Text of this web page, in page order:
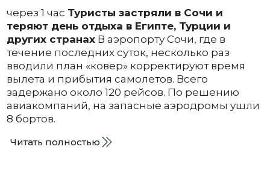
через 1 час Туристы застряли в Сочи и
теряют день отдыха в Египте, Турции и
других странахВ аэропорту Сочи, где в
течение последних суток, несколько раз
вводили план «ковер» корректируют время
вылета и прибытия самолетов. Всего
задержано около 120 рейсов. По решению
авиакомпаний, на запасные аэродромы ушли
8 бортов.
Читать полностью